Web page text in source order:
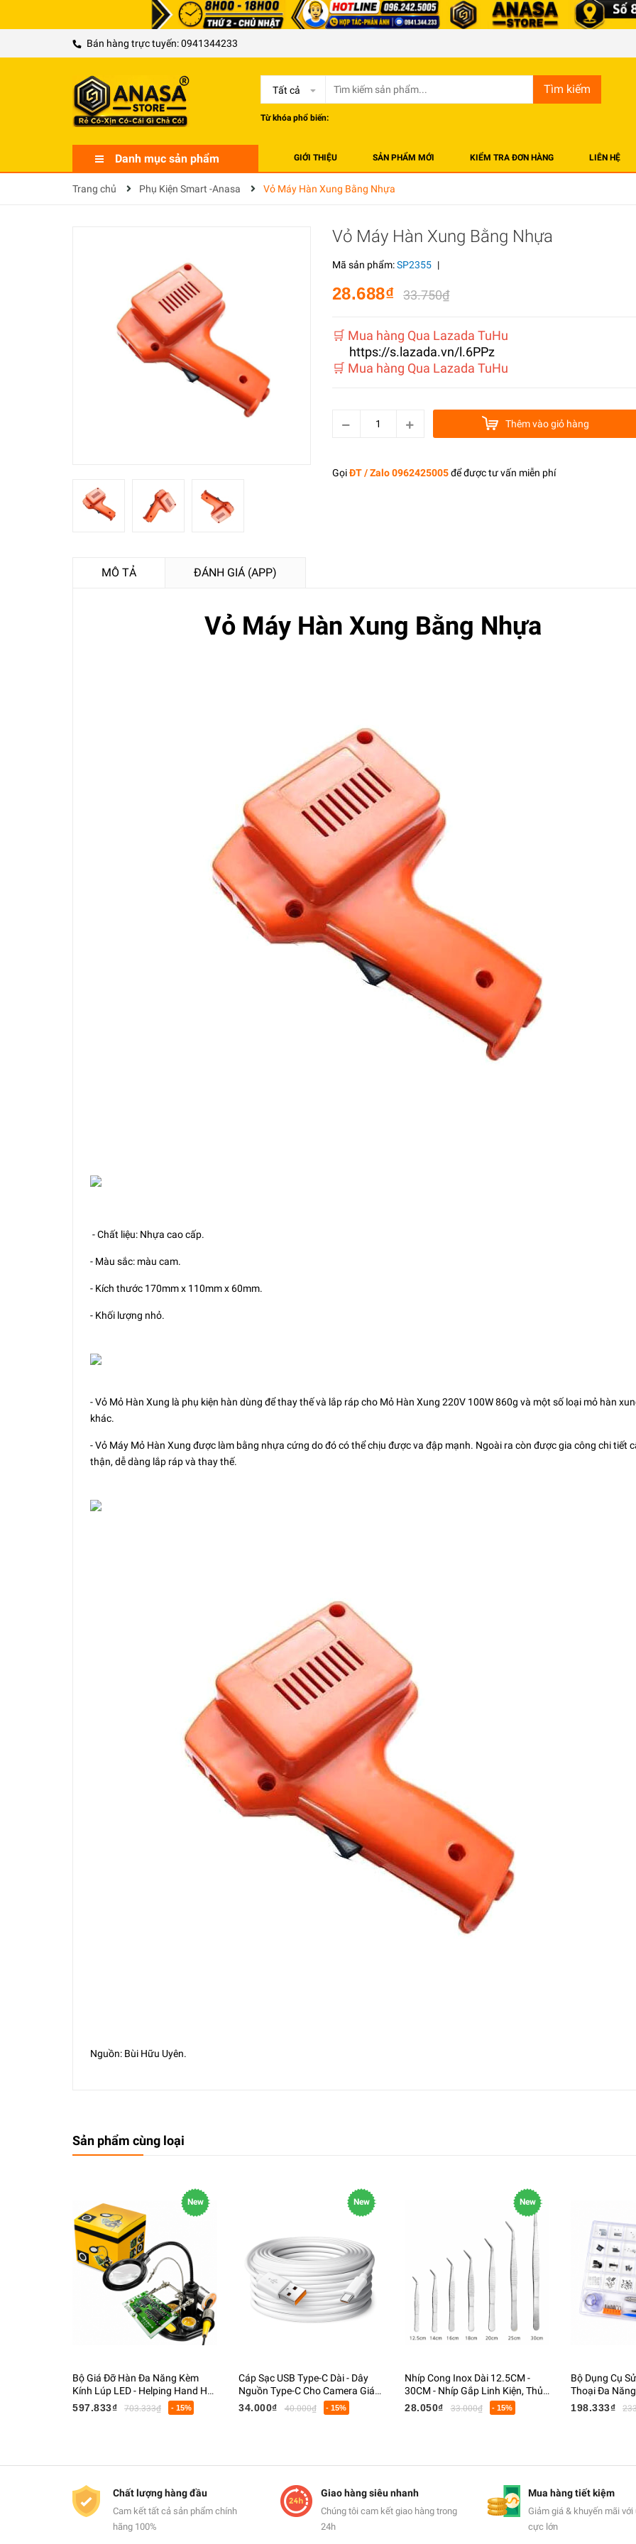
Bán hàng trực tuyến:0941344233
Tất cả Tìm kiếm
Từ khóa phổ biến:
Danh mục sản phẩm GIỚI THIỆU SẢN PHẨM MỚI KIỂM TRA ĐƠN HÀNG LIÊN HỆ
Trang chủ Phụ Kiện Smart -Anasa Vỏ Máy Hàn Xung Bằng Nhựa
Vỏ Máy Hàn Xung Bằng Nhựa
Mã sản phẩm:SP2355 |
28.688₫ 33.750₫
️🛒 Mua hàng Qua Lazada TuHu
https://s.lazada.vn/l.6PPz
️🛒 Mua hàng Qua Lazada TuHu
Thêm vào giỏ hàng
GọiĐT / Zalo 0962425005để được tư vấn miễn phí
MÔ TẢ ĐÁNH GIÁ (APP)
Vỏ Máy Hàn Xung Bằng Nhựa
- Chất liệu: Nhựa cao cấp.
- Màu sắc: màu cam.
- Kích thước 170mm x 110mm x 60mm.
- Khối lượng nhỏ.
- Vỏ Mỏ Hàn Xung là phụ kiện hàn dùng để thay thế và lắp ráp cho Mỏ Hàn Xung 220V 100W 860g và một số loại mỏ hàn
khác.
- Vỏ Máy Mỏ Hàn Xung được làm bằng nhựa cứng do đó có thể chịu được va đập mạnh. Ngoài ra còn được gia công chi tiết
thận, dễ dàng lắp ráp và thay thế.
Nguồn: Bùi Hữu Uyên.
Sản phẩm cùng loại
New
Bộ Giá Đỡ Hàn Đa Năng Kèm
Kính Lúp LED - Helping Hand Hỗ
Trợ Hàn Mạch, Giá Đỡ Mỏ Hàn,
597.833₫ 703.333₫ - 15%
New
Cáp Sạc USB Type-C Dài - Dây
Nguồn Type-C Cho Camera Giám
Sát, Webcam, Điện Thoại
34.000₫ 40.000₫ - 15%
New
Nhíp Cong Inox Dài 12.5CM -
30CM - Nhíp Gắp Linh Kiện, Thủy
Sinh, Điện Tử Chuyên Dụng
28.050₫ 33.000₫ - 15%
Bộ Dụng Cụ
Thoại Đa
Miếng Nạy
198.333₫
Chất lượng hàng đầu
Cam kết tất cả sản phẩm chính
hãng 100%
Giao hàng siêu nhanh
Chúng tôi cam kết giao hàng trong
24h
Mua hàng tiết kiệm
Giảm giá & khuyến mãi với
cực lớn